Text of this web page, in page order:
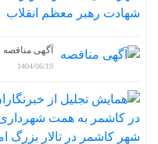
آگهی مناقصه
1404/06/19